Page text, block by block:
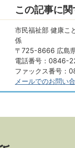
この記事に
市民福祉部 健康こ
係
〒725-8666 広島
電話番号：0846-
ファックス番号：
メールでのお問い